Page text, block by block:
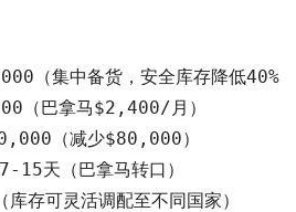
（集中备货，安全库存降低40%）
（巴拿马$2,400/月）
（减少$80,000）
15天（巴拿马转口）
存可灵活调配至不同国家）